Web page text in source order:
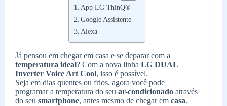
App LG ThinQ®
Google Assistente
Alexa
Já pensou em chegar em casa e se deparar com a
temperatura ideal? Com a nova linha LG DUAL
Inverter Voice Art Cool, isso é possível.
Seja em dias quentes ou frios, agora você pode
programar a temperatura do seu ar-condicionado através
do seu smartphone, antes mesmo de chegar em casa.